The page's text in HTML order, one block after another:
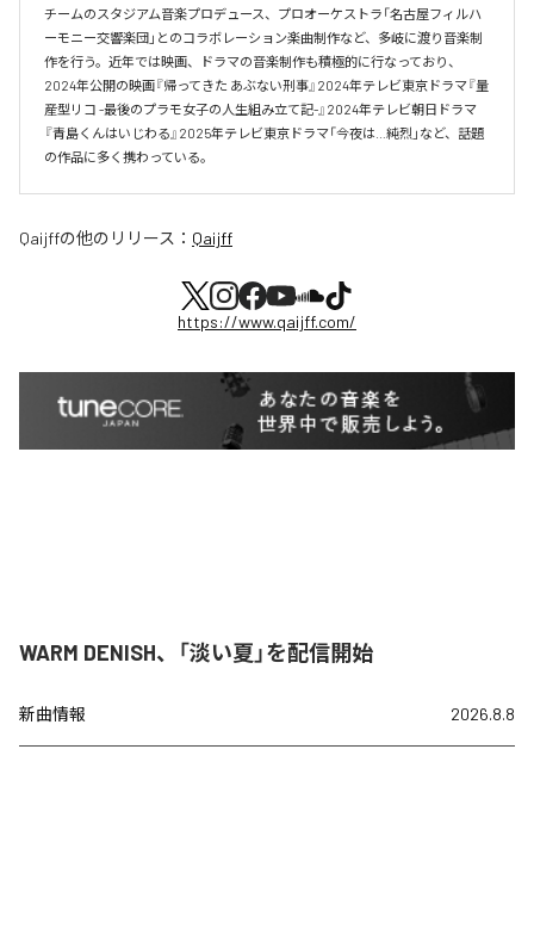
チームのスタジアム音楽プロデュース、プロオーケストラ「名古屋フィルハ
ーモニー交響楽団」とのコラボレーション楽曲制作など、多岐に渡り音楽制
作を行う。近年では映画、ドラマの音楽制作も積極的に行なっており、
2024年公開の映画『帰ってきた あぶない刑事』2024年テレビ東京ドラマ『量
産型リコ -最後のプラモ女子の人生組み立て記-』2024年テレビ朝日ドラマ
『青島くんはいじわる』2025年テレビ東京ドラマ「今夜は…純烈」など、話題
の作品に多く携わっている。
Qaijffの他のリリース： Qaijff
https://www.qaijff.com/
WARM DENISH、「淡い夏」を配信開始
新曲情報 2026.8.8